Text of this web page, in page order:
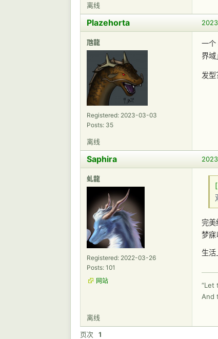
离线
Plazehorta
虺龍
Registered: 2023-03-03
Posts: 35
一
界
发
离线
Saphira
虬龍
Registered: 2022-03-26
Posts: 101
网站
完美
梦寐
生活
“Let
And
离线
页次 1